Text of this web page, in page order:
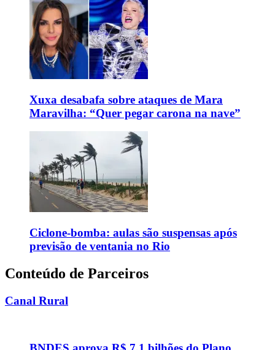
Xuxa desabafa sobre ataques de Mara
Maravilha: “Quer pegar carona na nave”
Ciclone-bomba: aulas são suspensas após
previsão de ventania no Rio
Conteúdo de Parceiros
Canal Rural